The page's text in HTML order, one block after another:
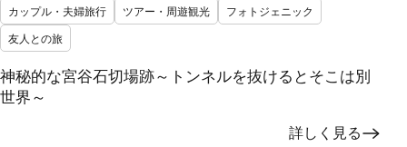
カップル・夫婦旅行
ツアー・周遊観光
フォトジェニック
友人との旅
神秘的な宮谷石切場跡～トンネルを抜けるとそこは別
世界～
詳しく見る